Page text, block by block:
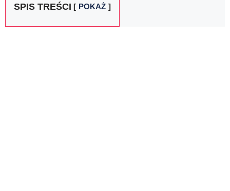
SPIS TREŚCI POKAŻ